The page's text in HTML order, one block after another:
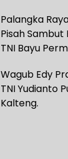
Palangka
Pisah Sambut
TNI Bayu
Wagub Edy
TNI Yudianto
Kalteng.